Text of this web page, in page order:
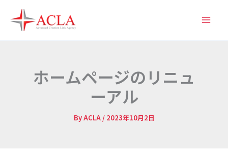
ホームページのリニュ
ーアル
ByACLA / 2023年10月2日